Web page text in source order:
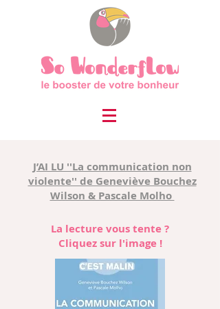
J’AI LU ''La communication non
violente'' de Geneviève Bouchez
Wilson & Pascale Molho
La lecture vous tente ?
Cliquez sur l'image !